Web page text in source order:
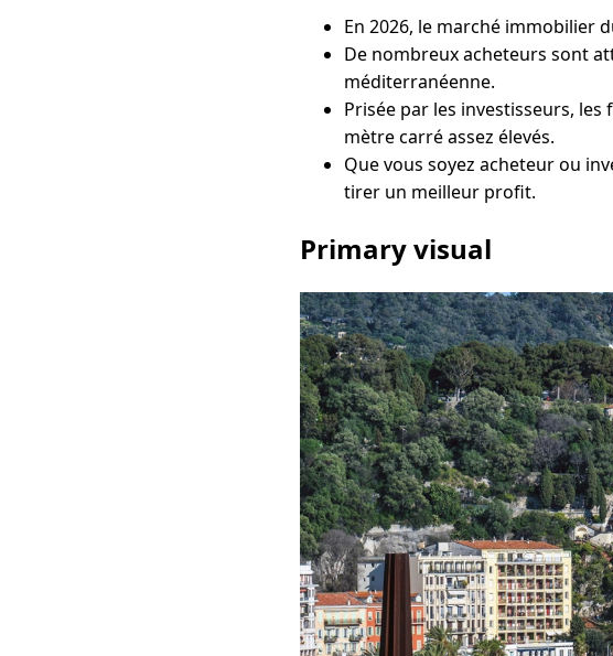
En 2026, le marché immobilier
De nombreux acheteurs sont
méditerranéenne.
Prisée par les investisseurs,
mètre carré assez élevés.
Que vous soyez acheteur ou
tirer un meilleur profit.
Primary visual